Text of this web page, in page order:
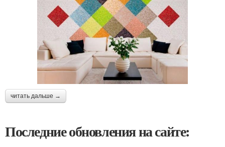
читать дальше →
Последние обновления на сайте: